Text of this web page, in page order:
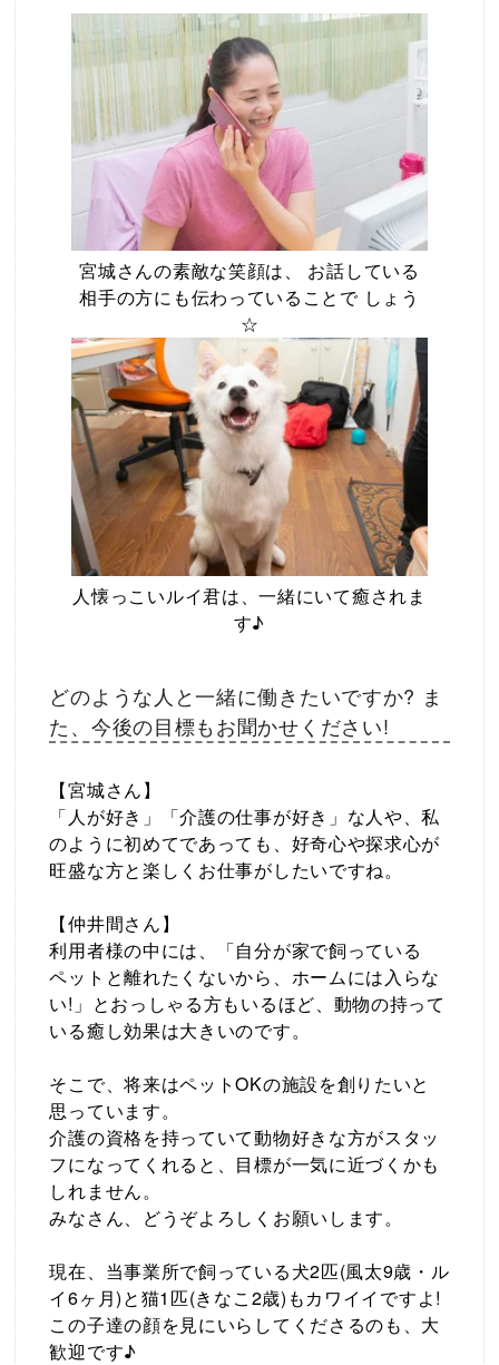
宮城さんの素敵な笑顔は、 お話している
相手の方にも伝わっていることで しょう
☆
人懐っこいルイ君は、一緒にいて癒されま
す♪
どのような人と一緒に働きたいですか? ま
た、今後の目標もお聞かせください!
【宮城さん】
「人が好き」「介護の仕事が好き」な人や、私
のように初めてであっても、好奇心や探求心が
旺盛な方と楽しくお仕事がしたいですね。
【仲井間さん】
利用者様の中には、「自分が家で飼っている
ペットと離れたくないから、ホームには入らな
い!」とおっしゃる方もいるほど、動物の持って
いる癒し効果は大きいのです。
そこで、将来はペットOKの施設を創りたいと
思っています。
介護の資格を持っていて動物好きな方がスタッ
フになってくれると、目標が一気に近づくかも
しれません。
みなさん、どうぞよろしくお願いします。
現在、当事業所で飼っている犬2匹(風太9歳・ル
イ6ヶ月)と猫1匹(きなこ2歳)もカワイイですよ!
この子達の顔を見にいらしてくださるのも、大
歓迎です♪